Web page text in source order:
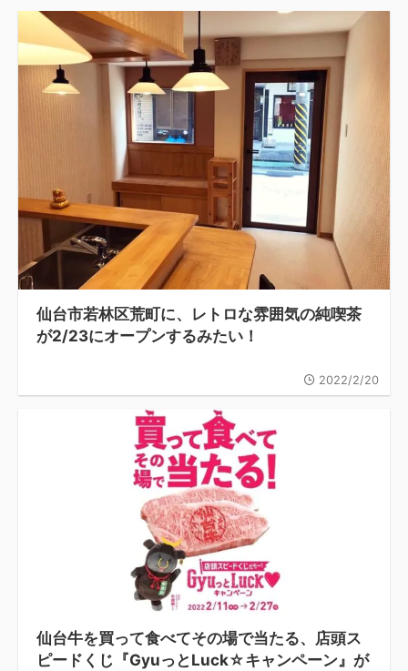
仙台市若林区荒町に、レトロな雰囲気の純喫茶
が2/23にオープンするみたい！
2022/2/20
仙台牛を買って食べてその場で当たる、店頭ス
ピードくじ『GyuっとLuck☆キャンペーン』が